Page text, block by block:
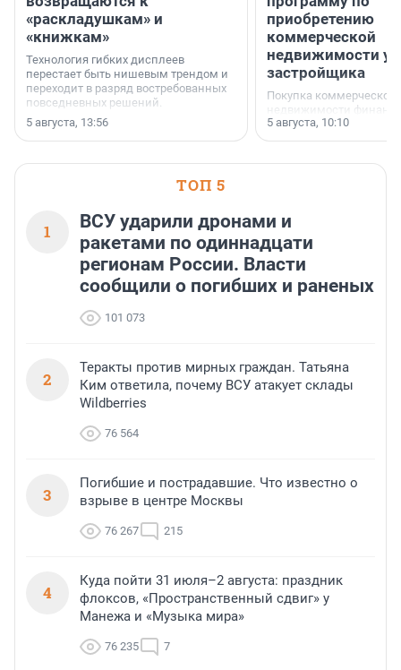
«раскладушкам» и
«книжкам»
Технология гибких дисплеев
перестает быть нишевым трендом и
переходит в разряд востребованных
повседневных решений.
5 августа, 13:56
приобретению
коммерческой
недвижимости у
застройщика
Покупка коммерческой
недвижимости
инструмент,
предпринимателей.
или готовый арендный
5 августа, 10:10
ТОП 5
1
ВСУ ударили дронами и
ракетами по одиннадцати
регионам России. Власти
сообщили о погибших и раненых
101 073
2
Теракты против мирных граждан. Татьяна
Ким ответила, почему ВСУ атакует склады
Wildberries
76 564
3
Погибшие и пострадавшие. Что известно о
взрыве в центре Москвы
76 267 215
4
Куда пойти 31 июля–2 августа: праздник
флоксов, «Пространственный сдвиг» у
Манежа и «Музыка мира»
76 235 7